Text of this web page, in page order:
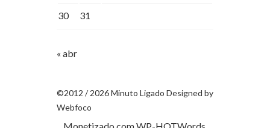
30 31
« abr
©2012 / 2026 Minuto Ligado Designed by
Webfoco